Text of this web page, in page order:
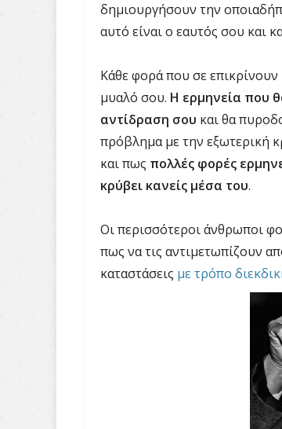
δημιουργήσουν την
αυτό είναι ο εαυτός σου και
Κάθε φορά που σε επικρίνουν
μυαλό σου. Η ερμηνεία που
αντίδραση σου και θα
πρόβλημα με την εξωτερική
και πως πολλές φορές
κρύβει κανείς μέσα του.
Οι περισσότεροι άνθρωποι
πως να τις αντιμετωπίζουν
καταστάσεις με τρόπο